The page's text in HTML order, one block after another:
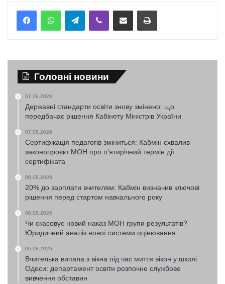
TelegramViber Надіслати електронною поштоюНадрукувати
Головні новини
07.08.2026
Державні стандарти освіти знову змінено: що
передбачає рішення Кабінету Міністрів України
07.08.2026
Сертифікація педагогів зміниться: Кабмін схвалив
законопроєкт МОН про п’ятирічний термін дії
сертифіката
06.08.2026
20% до зарплати вчителям: Кабмін визначив ключові
рішення перед стартом навчального року
06.08.2026
Чи скасовує новий наказ МОН групи результатів?
Юридичний аналіз нової системи оцінювання
05.08.2026
Вчителька випала з вікна під час миття вікон у школі
Одеси: департамент освіти розпочне службове
вивчення обставин